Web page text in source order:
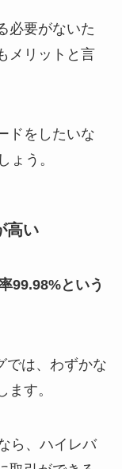
必要がないた
メリットと言
ドをしたいな
ょう。
高い
99.98%という
では、わずかな
す。
ら、ハイレバ